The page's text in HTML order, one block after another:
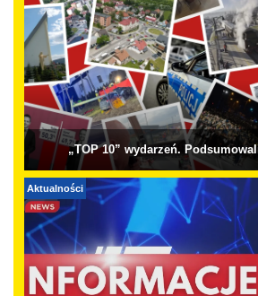
„TOP 10” wydarzeń.
Aktualności